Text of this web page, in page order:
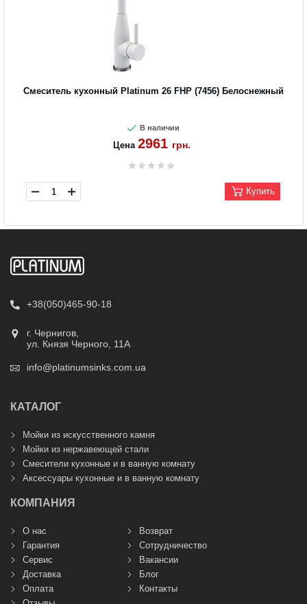
Смеситель кухонный Platinum 26 FHP (7456) Белоснежный
В наличии
Цена 2961 грн.
Купить
+38(050)465-90-18
г. Чернигов,
ул. Князя Черного, 11А
info@platinumsinks.com.ua
КАТАЛОГ
Мойки из искусственного камня
Мойки из нержавеющей стали
Смесители кухонные и в ванную комнату
Аксессуары кухонные и в ванную комнату
КОМПАНИЯ
О нас
Гарантия
Сервис
Доставка
Оплата
Возврат
Сотрудничество
Вакансии
Блог
Контакты